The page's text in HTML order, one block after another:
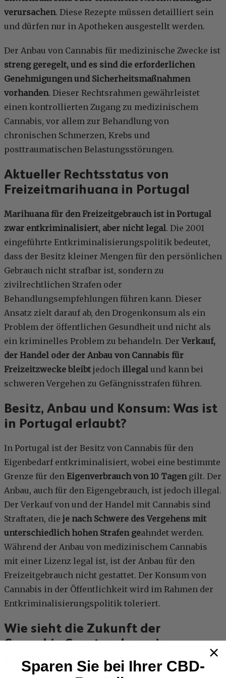
verursachen. Diese Rezepte müssen detailliert sein
und dürfen nur in Apotheken ausgestellt werden.
Der Anbau von Cannabis für medizinische Zwecke ist
streng geregelt, und es sind die erforderlichen
Genehmigungen und Sicherheitsmaßnahmen
vorhanden. Dieser Rechtsrahmen gewährleistet
einen kontrollierten Zugang zu medizinischem
Cannabis, vor allem zur Behandlung von
chronischen Schmerzen, Krebs und
posttraumatischen Belastungsstörungen.
Aktueller Rechtsstatus von
Freizeitmarihuana in Portugal
Marihuana für den Freizeitgebrauch ist in Portugal
zwar entkriminalisiert, aber nicht legal. Die 2001
eingeführte Entkriminalisierungspolitik bedeutet,
dass der Besitz kleiner Mengen für den persönlichen
Gebrauch nicht strafbar ist, sondern zu
zivilrechtlichen Strafen oder
Behandlungsempfehlungen führen kann. Dieser
Ansatz zielt darauf ab, den Drogenkonsum als ein
Problem der öffentlichen Gesundheit und nicht als
ein kriminelles Problem zu behandeln. Der Verkauf,
der Handel oder der Anbau von Cannabis für
Freizeitzwecke bleibtjedoch illegal und kann bei
schweren Vergehen zu Gefängnisstrafen führen.
Besitz, Anbau und Konsum: Was ist
in Portugal erlaubt?
In Portugal ist der Besitz von Cannabis für den
Eigenbedarf entkriminalisiert, wobei eine bestimmte
Grenze für den Eigenverbrauch von 10 Tagengilt. Der
Anbau, auch für den Eigengebrauch, ist jedoch illegal.
Der Verkauf von und der Handel mit Cannabis sind
Straftaten, die je nach Schwere des Vergehens mit
unterschiedlich hohen Strafen geahndet werden.
Während der Anbau von medizinischem Cannabis
mit einer Lizenz legal ist, ist der Anbau für den
Freizeitgebrauch nicht gestattet. Der Konsum von
Cannabis in der Öffentlichkeit wird im Rahmen der
Entkriminalisierungspolitik toleriert.
Wie sieht die Zukunft der
Cannabis-Gesetzgebung in
Portugal aus?
Sparen Sie bei Ihrer CBD-